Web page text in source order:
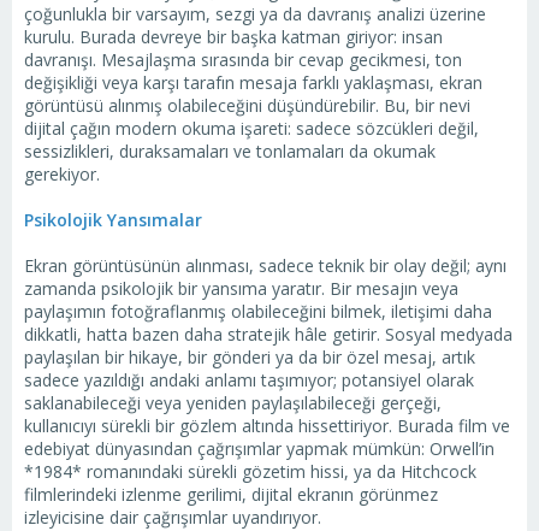
çoğunlukla bir varsayım, sezgi ya da davranış analizi üzerine
kurulu. Burada devreye bir başka katman giriyor: insan
davranışı. Mesajlaşma sırasında bir cevap gecikmesi, ton
değişikliği veya karşı tarafın mesaja farklı yaklaşması, ekran
görüntüsü alınmış olabileceğini düşündürebilir. Bu, bir nevi
dijital çağın modern okuma işareti: sadece sözcükleri değil,
sessizlikleri, duraksamaları ve tonlamaları da okumak
gerekiyor.
Psikolojik Yansımalar
Ekran görüntüsünün alınması, sadece teknik bir olay değil; aynı
zamanda psikolojik bir yansıma yaratır. Bir mesajın veya
paylaşımın fotoğraflanmış olabileceğini bilmek, iletişimi daha
dikkatli, hatta bazen daha stratejik hâle getirir. Sosyal medyada
paylaşılan bir hikaye, bir gönderi ya da bir özel mesaj, artık
sadece yazıldığı andaki anlamı taşımıyor; potansiyel olarak
saklanabileceği veya yeniden paylaşılabileceği gerçeği,
kullanıcıyı sürekli bir gözlem altında hissettiriyor. Burada film ve
edebiyat dünyasından çağrışımlar yapmak mümkün: Orwell’in
*1984* romanındaki sürekli gözetim hissi, ya da Hitchcock
filmlerindeki izlenme gerilimi, dijital ekranın görünmez
izleyicisine dair çağrışımlar uyandırıyor.